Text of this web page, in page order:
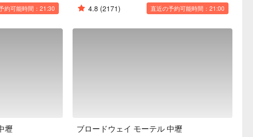
約可能時間：21:30 4.8 (2171) 直近の予約可能時間：21:00
壢 ブロードウェイ モーテル 中壢